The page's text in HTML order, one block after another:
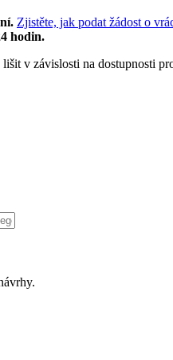
Zjistěte, jak podat žádost o
hodin.
v závislosti na dostupnosti